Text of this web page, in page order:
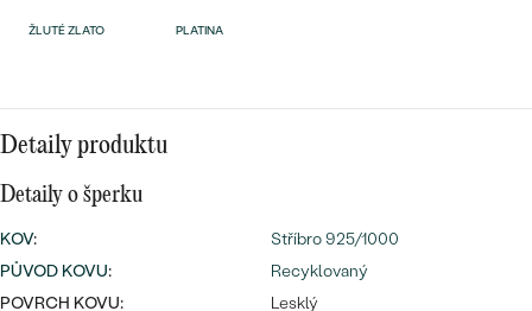
Wave kolekce
PODLE TVARU KAMENE
DIAMANTY
PROHLÉDNOUT
přívěsky
OBJEVIT
Nejprodávanější
prsteny
ŽLUTÉ ZLATO PLATINA
Detaily produktu
Detaily o šperku
KOV:
Stříbro 925/1000
PŮVOD KOVU:
Recyklovaný
POVRCH KOVU:
Lesklý